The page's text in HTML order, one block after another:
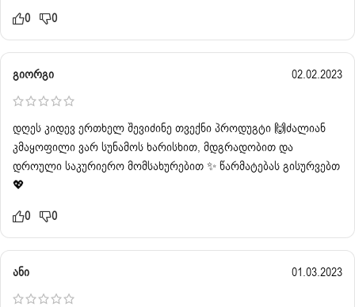
0 0
გიორგი 02.02.2023
დღეს კიდევ ერთხელ შევიძინე თვექნი პროდუგტი 🙌ძალიან
კმაყოფილი ვარ სუნამოს ხარისხით, მდგრადობით და
დროული საკურიერო მომსახურებით ✨ წარმატებას გისურვებთ
💖
0
0
ანი 01.03.2023